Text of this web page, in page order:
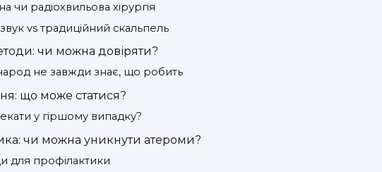
чи радіохвильова хірургія
vs традиційний скальпель
чи можна довіряти?
не завжди знає, що робить
що може статися?
у гіршому випадку?
чи можна уникнути атероми?
для профілактики